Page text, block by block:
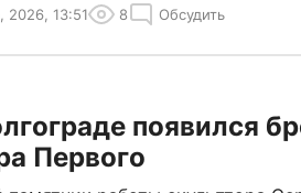
2026, 13:51 8 Обсудить
появился
Первого